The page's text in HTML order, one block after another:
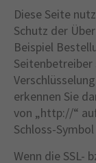
Diese Seite
Schutz der
Beispiel
Seitenbetreiber
erkennen Sie
von „http://“
Schloss-
Wenn die SSL-